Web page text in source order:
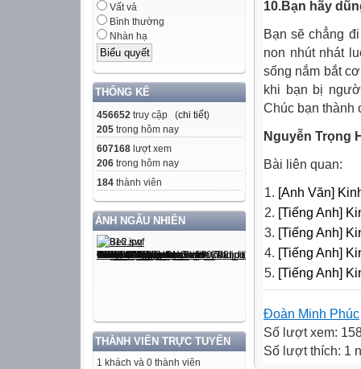
Vất vả
Bình thường
Nhàn hạ
THỐNG KÊ
456652 truy cập (chi tiết)
205 trong hôm nay
607168 lượt xem
206 trong hôm nay
184 thành viên
ẢNH NGẪU NHIÊN
THÀNH VIÊN TRỰC TUYẾN
1 khách và 0 thành viên
10.Bạn hãy
Bạn sẽ chẳng
non nhút nhát
sống nắm bắt
khi bạn bị
Chúc bạn thành
Nguyễn Trọng
Bài liên quan:
[Anh Văn]
[Tiếng Anh]
[Tiếng Anh]
[Tiếng Anh]
[Tiếng Anh]
Đoàn Minh Phúc
Số lượt xem:
Số lượt thích: 1